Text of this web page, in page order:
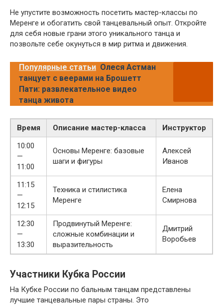
Не упустите возможность посетить мастер-классы по
Меренге и обогатить свой танцевальный опыт. Откройте
для себя новые грани этого уникального танца и
позвольте себе окунуться в мир ритма и движения.
Популярные статьи Олеся Астман
танцует с веерами на Брошетт
Пати: развлекательное видео
танца живота
Время Описание мастер-класса
Инструктор
10:00
—
11:00
Основы Меренге: базовые
шаги и фигуры
Алексей
Иванов
11:15
—
12:15
Техника и стилистика
Меренге
Елена
Смирнова
12:30
—
13:30
Продвинутый Меренге:
сложные комбинации и
выразительность
Дмитрий
Воробьев
Участники Кубка России
На Кубке России по бальным танцам представлены
лучшие танцевальные пары страны. Это